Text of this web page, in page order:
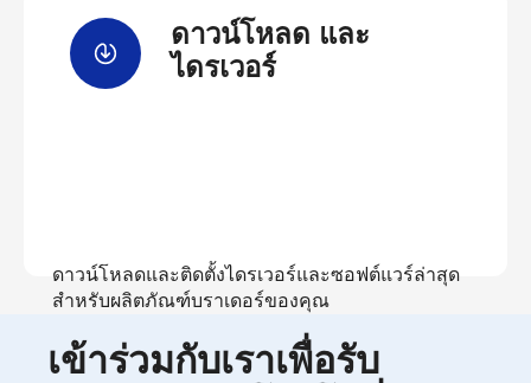
ดูคำถามที่พบบ่อย
ดาวน์โหลด และ
ไดรเวอร์
ดาวน์โหลดและติดตั้งไดรเวอร์และซอฟต์แวร์ล่าสุด
สำหรับผลิตภัณฑ์บราเดอร์ของคุณ
ดูการดาวน์โหลด
เข้าร่วมกับเราเพื่อรับ